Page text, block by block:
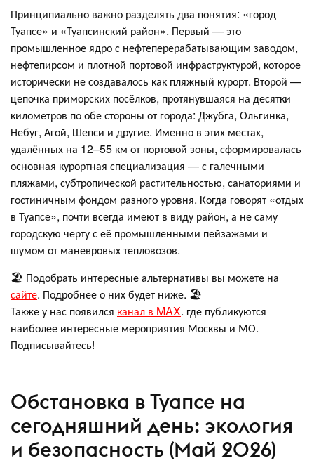
Принципиально важно разделять два понятия: «город
Туапсе» и «Туапсинский район». Первый — это
промышленное ядро с нефтеперерабатывающим заводом,
нефтепирсом и плотной портовой инфраструктурой, которое
исторически не создавалось как пляжный курорт. Второй —
цепочка приморских посёлков, протянувшаяся на десятки
километров по обе стороны от города: Джубга, Ольгинка,
Небуг, Агой, Шепси и другие. Именно в этих местах,
удалённых на 12–55 км от портовой зоны, сформировалась
основная курортная специализация — с галечными
пляжами, субтропической растительностью, санаториями и
гостиничным фондом разного уровня. Когда говорят «отдых
в Туапсе», почти всегда имеют в виду район, а не саму
городскую черту с её промышленными пейзажами и
шумом от маневровых тепловозов.
🏖️ Подобрать интересные альтернативы вы можете на
сайте. Подробнее о них будет ниже. 🏖️
Также у нас появился канал в MAX. где публикуются
наиболее интересные мероприятия Москвы и МО.
Подписывайтесь!
Обстановка в Туапсе на
сегодняшний день: экология
и безопасность (Май 2026)